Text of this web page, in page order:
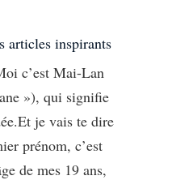
articles inspirants
c’est Mai-Lan
»), qui signifie
je vais te dire
prénom, c’est
de mes 19 ans,